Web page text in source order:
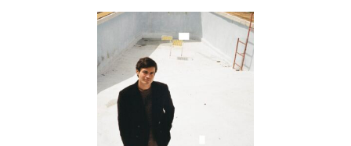
Lukas
Lauermann.
The
Sound